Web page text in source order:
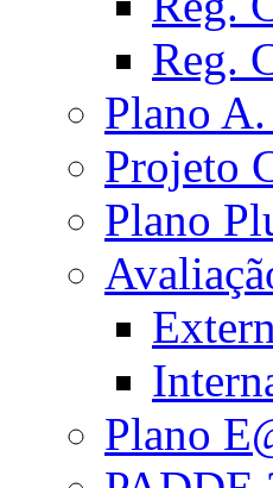
Reg.
Plano
Projeto
Plano
Plano